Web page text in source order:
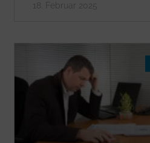
18. Februar 2025